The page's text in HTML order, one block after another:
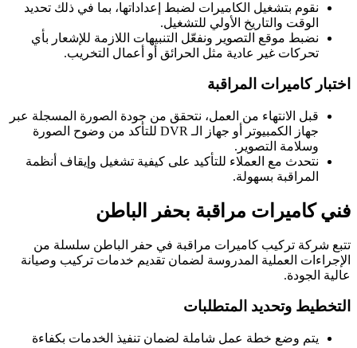
نقوم بتشغيل الكاميرات لضبط إعداداتها، بما في ذلك تحديد
الوقت والتاريخ الأولي للتشغيل.
نضبط موقع التصوير ونفعّل التنبيهات اللازمة للإشعار بأي
تحركات غير عادية مثل الحرائق أو أعمال التخريب.
اختبار كاميرات المراقبة
قبل الانتهاء من العمل، نتحقق من جودة الصورة المسجلة عبر
جهاز الكمبيوتر أو جهاز الـ DVR للتأكد من وضوح الصورة
وسلامة التصوير.
نتحدث مع العملاء للتأكيد على كيفية تشغيل وإيقاف أنظمة
المراقبة بسهولة.
فني كاميرات مراقبة بحفر الباطن
تتبع شركة تركيب كاميرات مراقبة في حفر الباطن سلسلة من
الإجراءات العملية المدروسة لضمان تقديم خدمات تركيب وصيانة
عالية الجودة.
التخطيط وتحديد المتطلبات
يتم وضع خطة عمل شاملة لضمان تنفيذ الخدمات بكفاءة